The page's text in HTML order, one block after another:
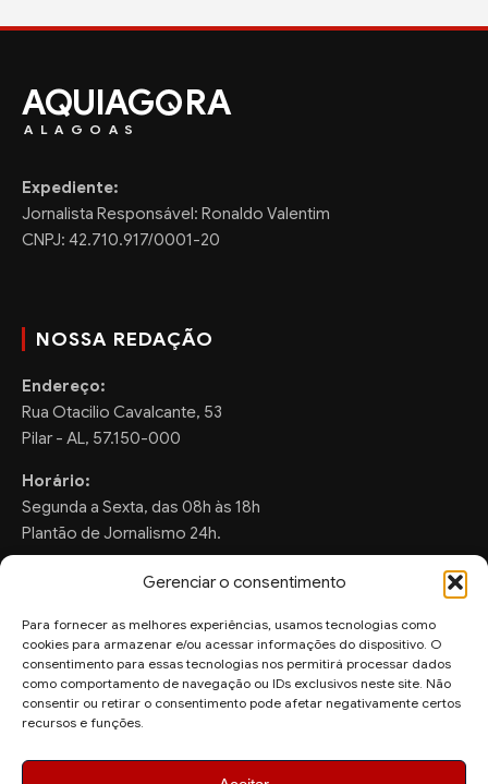
Gerenciar o consentimento
Para fornecer as melhores experiências, usamos tecnologias como
cookies para armazenar e/ou acessar informações do dispositivo. O
consentimento para essas tecnologias nos permitirá processar dados
como comportamento de navegação ou IDs exclusivos neste site. Não
consentir ou retirar o consentimento pode afetar negativamente certos
recursos e funções.
AQUIAG RA
ALAGOAS
Expediente:
Jornalista Responsável: Ronaldo Valentim
CNPJ: 42.710.917/0001-20
NOSSA REDAÇÃO
Endereço:
Rua Otacilio Cavalcante, 53
Pilar - AL, 57.150-000
Horário:
Segunda a Sexta, das 08h às 18h
Plantão de Jornalismo 24h.
FALE CONOSCO
Sugestões de Pauta:
ronaldo.valentim150@gmail.com